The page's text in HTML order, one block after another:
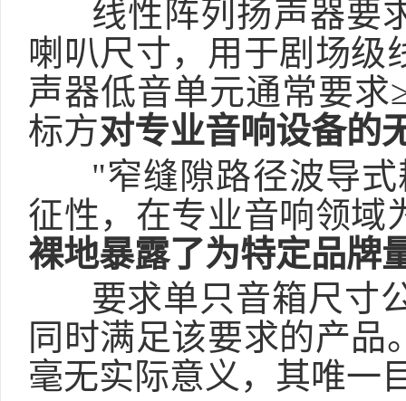
线性阵列扬声器要
喇叭尺寸，用于剧场级
声器低音单元通常要求
标方对专业音响设备的
"窄缝隙路径波导
征性，在专业音响领域
裸地暴露了为特定品牌
要求单只音箱尺寸
同时满足该要求的产
毫无实际意义，其唯一